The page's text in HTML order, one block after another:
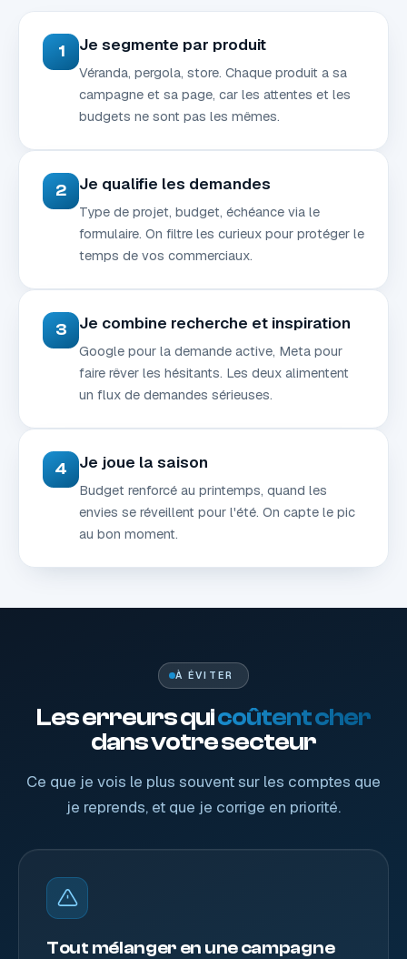
1 Je segmente par produit
Véranda, pergola, store. Chaque produit a sa
campagne et sa page, car les attentes et les
budgets ne sont pas les mêmes.
2 Je qualifie les demandes
Type de projet, budget, échéance via le
formulaire. On filtre les curieux pour protéger le
temps de vos commerciaux.
3 Je combine recherche et inspiration
Google pour la demande active, Meta pour
faire rêver les hésitants. Les deux alimentent
un flux de demandes sérieuses.
4 Je joue la saison
Budget renforcé au printemps, quand les
envies se réveillent pour l'été. On capte le pic
au bon moment.
À ÉVITER
Les erreurs quicoûtent cher
dans votre secteur
Ce que je vois le plus souvent sur les comptes que
je reprends, et que je corrige en priorité.
Tout mélanger en une campagne